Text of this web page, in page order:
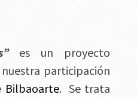
es un proyecto
participación
Bilbaoarte. Se trata